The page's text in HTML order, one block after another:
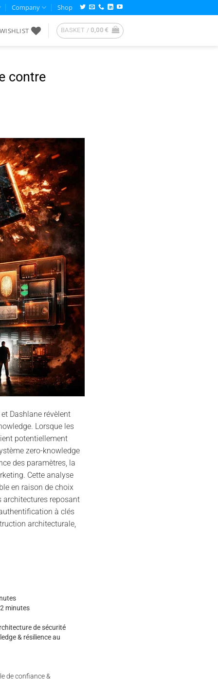
Company Shop
WISHLIST BASKET / 0,00€
contre
Dashlane révèlent
Lorsque les
potentiellement
zero-knowledge
des paramètres, la
Cette analyse
en raison de choix
architectures reposant
à clés
architecturale,
minutes
de sécurité
& résilience au
de confiance &